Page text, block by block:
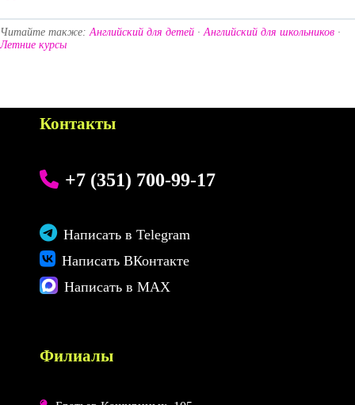
Читайте также:Английский для детей ·Английский для школьников ·
Летние курсы
Контакты
+7 (351) 700-99-17
Написать в Telegram
Написать ВКонтакте
Написать в MAX
Филиалы